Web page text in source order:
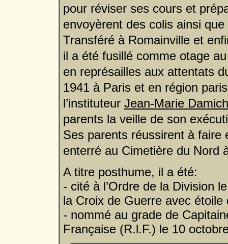
pour réviser ses cours et
envoyèrent des colis ainsi
Transféré à Romainville et
il a été fusillé comme otage
en représailles aux attentats
1941 à Paris et en région
l’instituteur Jean-Marie
parents la veille de son
Ses parents réussirent à
enterré au Cimetière du Nord
A titre posthume, il a été:
- cité à l’Ordre de la Division
la Croix de Guerre avec étoile
- nommé au grade de
Française (R.l.F.) le 10